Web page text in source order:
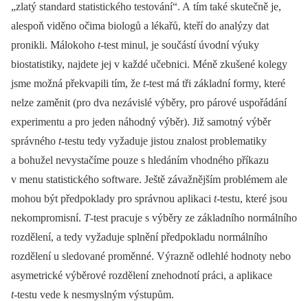
„zlatý standard statistického testování“. A tím také skutečně je,
alespoň viděno očima biologů a lékařů, kteří do analýzy dat
pronikli. Málokoho t‑test minul, je součástí úvodní výuky
biostatistiky, najdete jej v každé učebnici. Méně zkušené kolegy
jsme možná překvapili tím, že t‑test má tři základní formy, které
nelze zaměnit (pro dva nezávislé výběry, pro párové uspořádání
experimentu a pro jeden náhodný výběr). Již samotný výběr
správného t‑testu tedy vyžaduje jistou znalost problematiky
a bohužel nevystačíme pouze s hledáním vhodného příkazu
v menu statistického software. Ještě závažnějším problémem ale
mohou být předpoklady pro správnou aplikaci t‑testu, které jsou
nekompromisní. T-test pracuje s výběry ze základního normálního
rozdělení, a tedy vyžaduje splnění předpokladu normálního
rozdělení u sledované proměnné. Výrazně odlehlé hodnoty nebo
asymetrické výběrové rozdělení znehodnotí práci, a aplikace
t‑testu vede k nesmyslným výstupům.